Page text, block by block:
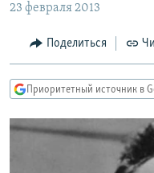
содержанию
Вернутся
главной
навигации
Вернутся
ЦИТАТЫ СВОБОДЫ
МНЕНИЯ
КУЛЬТУРА
IDEL.РЕАЛИИ
КАВКАЗ.РЕАЛИИ
23 февраля 2013
Поделиться
Приоритетный источник в